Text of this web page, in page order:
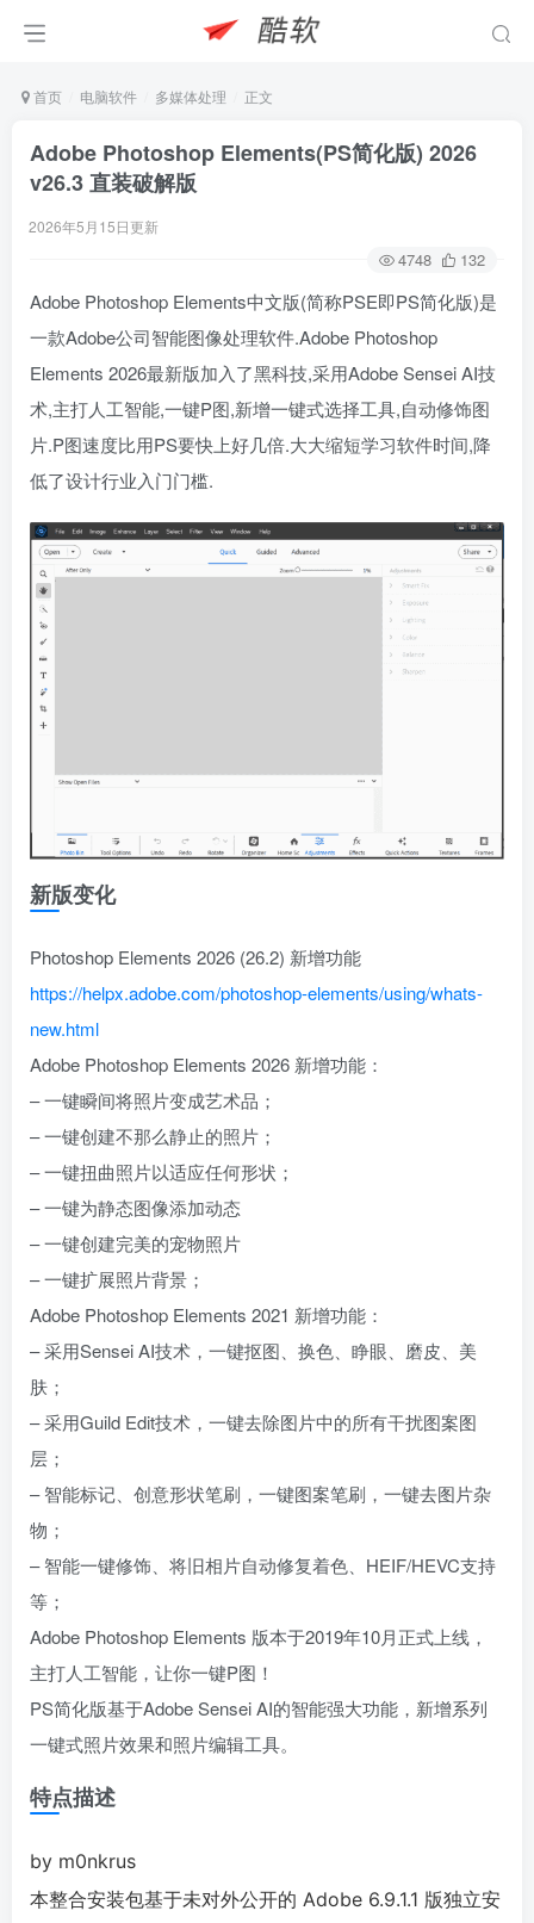
首页 电脑软件 多媒体处理 正文
Adobe Photoshop Elements(PS简化版) 2026
v26.3 直装破解版
2026年5月15日更新
4748 132
Adobe Photoshop Elements中文版(简称PSE即PS简化版)是
一款Adobe公司智能图像处理软件.Adobe Photoshop
Elements 2026最新版加入了黑科技,采用Adobe Sensei AI技
术,主打人工智能,一键P图,新增一键式选择工具,自动修饰图
片.P图速度比用PS要快上好几倍.大大缩短学习软件时间,降
低了设计行业入门门槛.
新版变化
Photoshop Elements 2026 (26.2) 新增功能
https://helpx.adobe.com/photoshop-elements/using/whats-
new.html
Adobe Photoshop Elements 2026 新增功能：
– 一键瞬间将照片变成艺术品；
– 一键创建不那么静止的照片；
– 一键扭曲照片以适应任何形状；
– 一键为静态图像添加动态
– 一键创建完美的宠物照片
– 一键扩展照片背景；
Adobe Photoshop Elements 2021 新增功能：
– 采用Sensei AI技术，一键抠图、换色、睁眼、磨皮、美
肤；
– 采用Guild Edit技术，一键去除图片中的所有干扰图案图
层；
– 智能标记、创意形状笔刷，一键图案笔刷，一键去图片杂
物；
– 智能一键修饰、将旧相片自动修复着色、HEIF/HEVC支持
等；
Adobe Photoshop Elements 版本于2019年10月正式上线，
主打人工智能，让你一键P图！
PS简化版基于Adobe Sensei AI的智能强大功能，新增系列
一键式照片效果和照片编辑工具。
特点描述
by m0nkrus
本整合安装包基于未对外公开的 Adobe 6.9.1.1 版独立安